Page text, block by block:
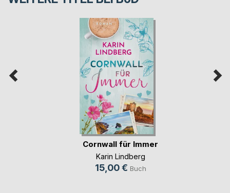
Cornwall für Immer
Karin Lindberg
15,00 € Buch